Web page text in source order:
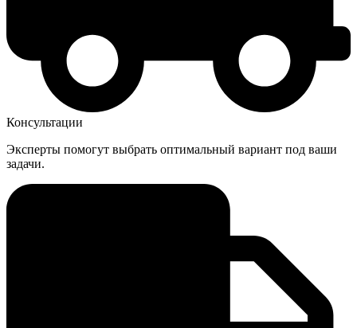
Консультации
Эксперты помогут выбрать оптимальный вариант под ваши
задачи.